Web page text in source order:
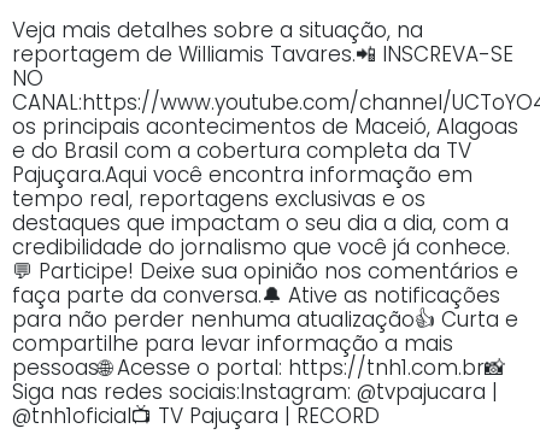
Veja mais detalhes sobre a situação, na
reportagem de Williamis Tavares.📲 INSCREVA-SE
NO
CANAL:https://www.youtube.com/channel/
os principais acontecimentos de Maceió, Alagoas
e do Brasil com a cobertura completa da TV
Pajuçara.Aqui você encontra informação em
tempo real, reportagens exclusivas e os
destaques que impactam o seu dia a dia, com a
credibilidade do jornalismo que você já conhece.
💬 Participe! Deixe sua opinião nos comentários e
faça parte da conversa.🔔 Ative as notificações
para não perder nenhuma atualização👍 Curta e
compartilhe para levar informação a mais
pessoas🌐 Acesse o portal: https://tnh1.com.br📸
Siga nas redes sociais:Instagram: @tvpajucara |
@tnh1oficial📺 TV Pajuçara | RECORD